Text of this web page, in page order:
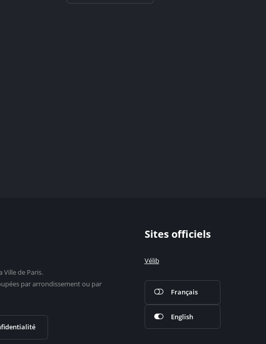
Ville de Paris.
par arrondissement ou par
Sites officiels
Vélib
Français
English